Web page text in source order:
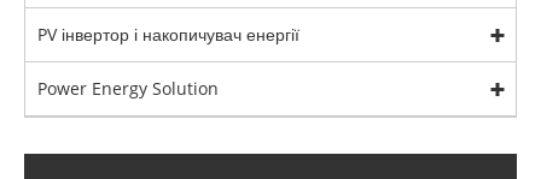
PV інвертор і накопичувач енергії
Power Energy Solution